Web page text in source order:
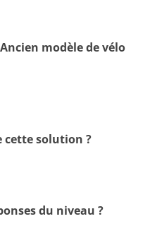
modèle de vélo
cette solution ?
du niveau ?